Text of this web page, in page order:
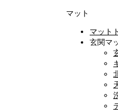
マット
マット
玄関マ